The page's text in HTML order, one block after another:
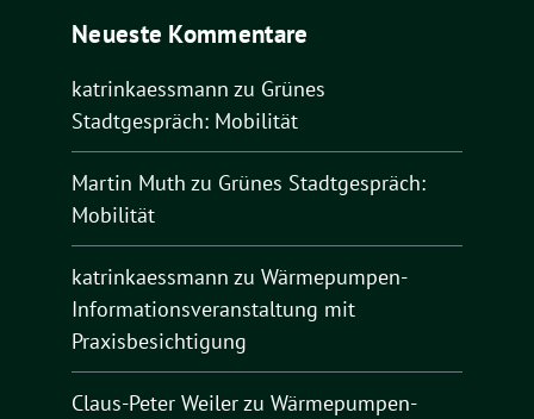
Neueste Kommentare
katrinkaessmann zu Grünes
Stadtgespräch: Mobilität
Martin Muth zu Grünes Stadtgespräch:
Mobilität
katrinkaessmann zu Wärmepumpen-
Informationsveranstaltung mit
Praxisbesichtigung
Claus-Peter Weilerzu Wärmepumpen-